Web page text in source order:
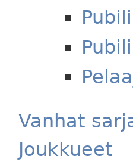
Vanhat
Joukkueet